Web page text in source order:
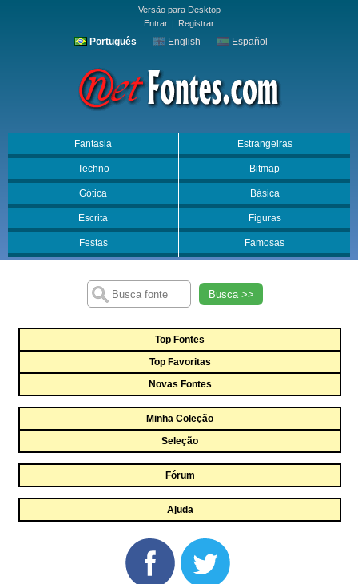
Versão para Desktop
Entrar | Registrar
Português English Español
Fantasia Estrangeiras
Techno Bitmap
Gótica Básica
Escrita Figuras
Festas Famosas
Busca >>
Top Fontes
Top Favoritas
Novas Fontes
Minha Coleção
Seleção
Fórum
Ajuda